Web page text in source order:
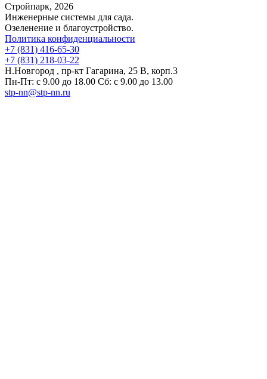
Стройпарк, 2026
Инженерные системы для сада.
Озеленение и благоустройство.
Политика конфиденциальности
+7 (831) 416-65-30
+7 (831) 218-03-22
Н.Новгород , пр-кт Гагарина, 25 В, корп.3
Пн-Пт: с 9.00 до 18.00 Сб: с 9.00 до 13.00
stp-nn@stp-nn.ru